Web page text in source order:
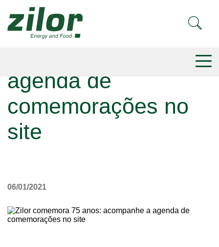
Zilor comemora 75
agenda de
comemorações no
site
06/01/2021